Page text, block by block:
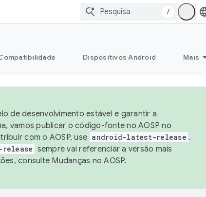
/
Dispositivos Android Mais
de desenvolvimento estável e garantir a
vamos publicar o código-fonte no AOSP no
com o AOSP, use android-latest-release .
sempre vai referenciar a versão mais
consulte Mudanças no AOSP.